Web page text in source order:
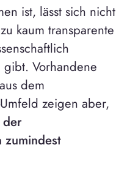
ist, lässt sich nicht
kaum transparente
Vorhandene
dem
zeigen aber,
der
zumindest